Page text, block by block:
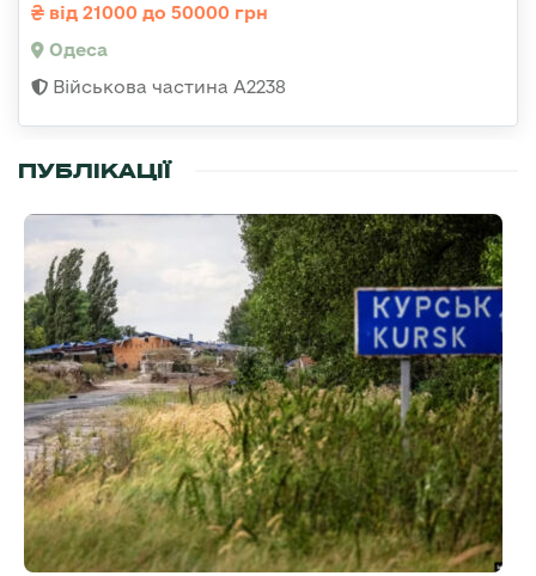
від 21000 до 50000 грн
Одеса
Військова частина А2238
ПУБЛІКАЦІЇ